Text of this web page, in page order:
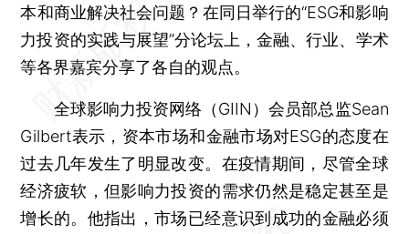
本和商业解决社会问题？在同日举行的“ESG和影响
力投资的实践与展望”分论坛上，金融、行业、学术
等各界嘉宾分享了各自的观点。
全球影响力投资网络（GIIN）会员部总监Sean
Gilbert表示，资本市场和金融市场对ESG的态度在
过去几年发生了明显改变。在疫情期间，尽管全球
经济疲软，但影响力投资的需求仍然是稳定甚至是
增长的。他指出，市场已经意识到成功的金融必须